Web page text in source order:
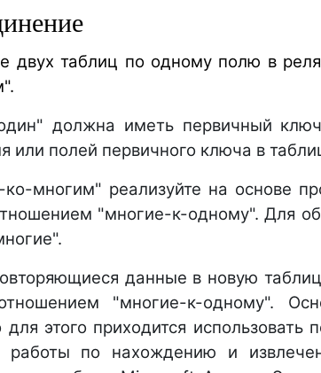
двух таблиц по одному полю в
должна иметь первичный
или полей первичного ключа в
многим" реализуйте на основе
"многие-к-одному". Для
данные в новую
"многие-к-одному".
этого приходится использовать
работы по нахождению и